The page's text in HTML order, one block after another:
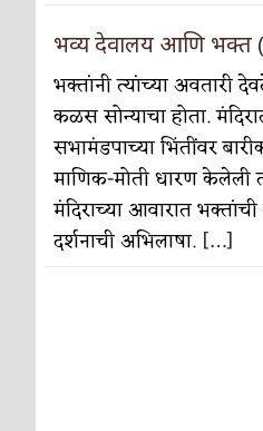
भव्य देवालय आणि
भक्तांनी त्यांच्या अवतारी
कळस सोन्याचा होता.
सभामंडपाच्या भिंतींवर
माणिक-मोती धारण केलेली
मंदिराच्या आवारात भक्तांची
दर्शनाची अभिलाषा. […]